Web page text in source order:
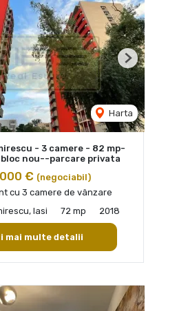
Harta
Next
- 3 camere - 82 mp-
nou--parcare privata
€ (negociabil)
cu 3 camere de vânzare
Iasi
72 mp 2018
mai multe detalii